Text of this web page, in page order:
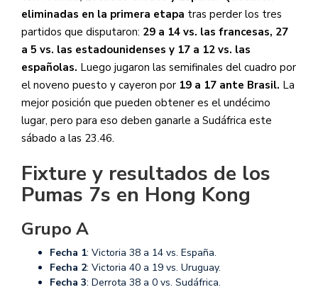
eliminadas en la primera etapa tras perder los tres
partidos que disputaron: 29 a 14 vs. las francesas, 27
a 5 vs. las estadounidenses y 17 a 12 vs. las
españolas. Luego jugaron las semifinales del cuadro por
el noveno puesto y cayeron por 19 a 17 ante Brasil. La
mejor posición que pueden obtener es el undécimo
lugar, pero para eso deben ganarle a Sudáfrica este
sábado a las 23.46.
Fixture y resultados de los
Pumas 7s en Hong Kong
Grupo A
Fecha 1: Victoria 38 a 14 vs. España.
Fecha 2: Victoria 40 a 19 vs. Uruguay.
Fecha 3: Derrota 38 a 0 vs. Sudáfrica.